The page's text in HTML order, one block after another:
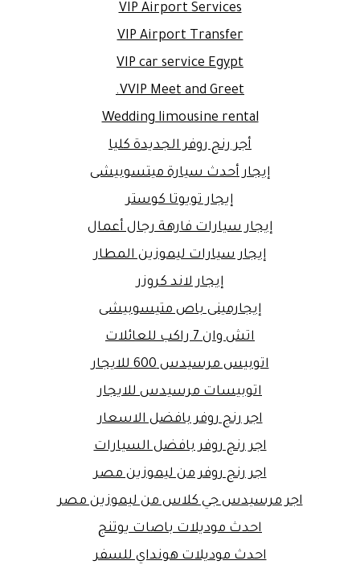
VIP Airport Services
VIP Airport Transfer
VIP car service Egypt
VVIP Meet and Greet.
Wedding limousine rental
أجر رنج روفر الجديدة كليا
إيجار أحدث سيارة ميتسوبيشى
إيجار تويوتا كوستر
إيجار سيارات فارهة رجال أعمال
إيجار سيارات ليموزين المطار
إيجار لاند كروزر
إيجارمينى باص متيسوبيشى
اتش وان 7 راكب للعائلات
اتوبيس مرسيدس 600 للايجار
اتوبيسات مرسيدس للايجار
اجر رنج روفر بافضل الاسعار
اجر رنج روفر بافضل السيارات
اجر رنج روفر من ليموزين مصر
اجر مرسيدس جي كلاس من ليموزين مصر
احدث موديلات باصات يوتنج
احدث موديلات هونداي للسفر